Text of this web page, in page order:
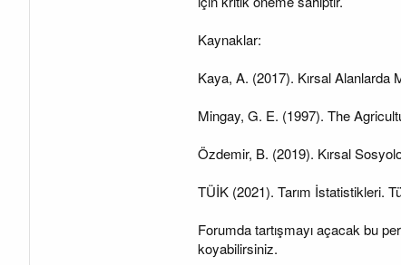
Kaynaklar:
Kaya, A. (2017). Kırsal Alanlarda
Mingay, G. E. (1997). The
Özdemir, B. (2019). Kırsal
TÜİK (2021). Tarım İstatistikleri.
Forumda tartışmayı açacak bu
koyabilirsiniz.